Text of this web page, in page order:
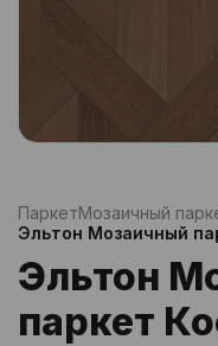
ПаркетМозаичный
Эльтон Мозаичный
Эльтон
паркет